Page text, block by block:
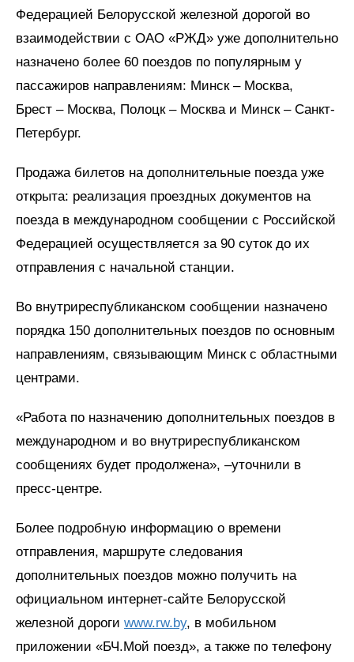
Федерацией Белорусской железной дорогой во
взаимодействии с ОАО «РЖД» уже дополнительно
назначено более 60 поездов по популярным у
пассажиров направлениям: Минск – Москва,
Брест – Москва, Полоцк – Москва и Минск – Санкт-
Петербург.
Продажа билетов на дополнительные поезда уже
открыта: реализация проездных документов на
поезда в международном сообщении с Российской
Федерацией осуществляется за 90 суток до их
отправления с начальной станции.
Во внутриреспубликанском сообщении назначено
порядка 150 дополнительных поездов по основным
направлениям, связывающим Минск с областными
центрами.
«Работа по назначению дополнительных поездов в
международном и во внутриреспубликанском
сообщениях будет продолжена», –уточнили в
пресс-центре.
Более подробную информацию о времени
отправления, маршруте следования
дополнительных поездов можно получить на
официальном интернет-сайте Белорусской
железной дороги www.rw.by, в мобильном
приложении «БЧ.Мой поезд», а также по телефону